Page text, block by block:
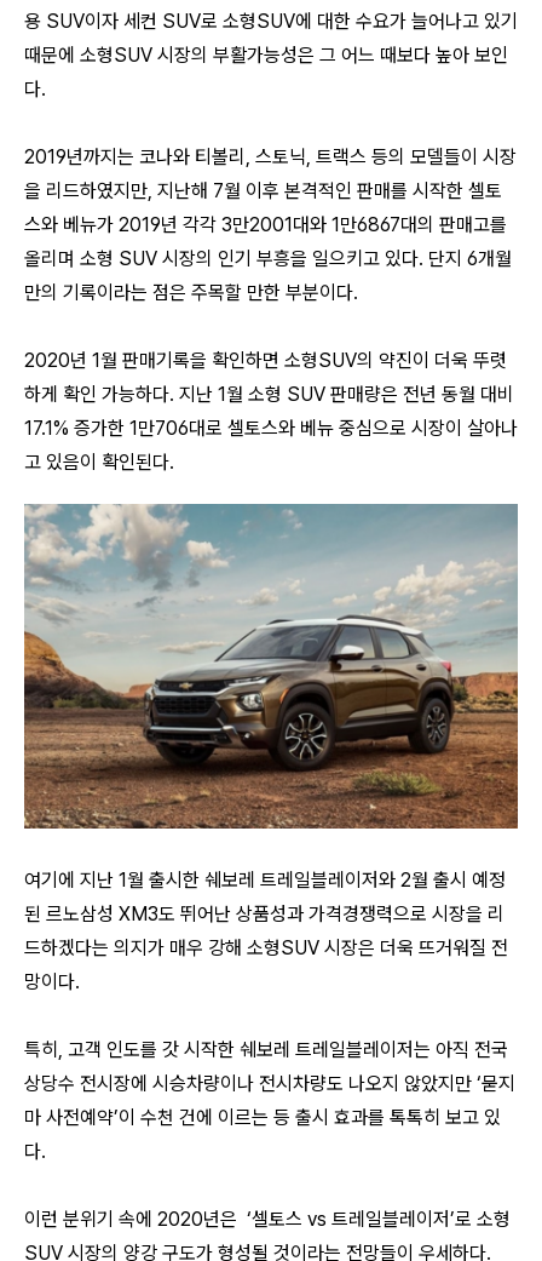
용 SUV이자 세컨 SUV로 소형SUV에 대한 수요가 늘어나고 있기
때문에 소형SUV 시장의 부활가능성은 그 어느 때보다 높아 보인
다.
2019년까지는 코나와 티볼리, 스토닉, 트랙스 등의 모델들이 시장
을 리드하였지만, 지난해 7월 이후 본격적인 판매를 시작한 셀토
스와 베뉴가 2019년 각각 3만2001대와 1만6867대의 판매고를
올리며 소형 SUV 시장의 인기 부흥을 일으키고 있다. 단지 6개월
만의 기록이라는 점은 주목할 만한 부분이다.
2020년 1월 판매기록을 확인하면 소형SUV의 약진이 더욱 뚜렷
하게 확인 가능하다. 지난 1월 소형 SUV 판매량은 전년 동월 대비
17.1% 증가한 1만706대로 셀토스와 베뉴 중심으로 시장이 살아나
고 있음이 확인된다.
여기에 지난 1월 출시한 쉐보레 트레일블레이저와 2월 출시 예정
된 르노삼성 XM3도 뛰어난 상품성과 가격경쟁력으로 시장을 리
드하겠다는 의지가 매우 강해 소형SUV 시장은 더욱 뜨거워질 전
망이다.
특히, 고객 인도를 갓 시작한 쉐보레 트레일블레이저는 아직 전국
상당수 전시장에 시승차량이나 전시차량도 나오지 않았지만 ‘묻지
마 사전예약’이 수천 건에 이르는 등 출시 효과를 톡톡히 보고 있
다.
이런 분위기 속에 2020년은 ‘셀토스 vs 트레일블레이저’로 소형
SUV 시장의 양강 구도가 형성될 것이라는 전망들이 우세하다.